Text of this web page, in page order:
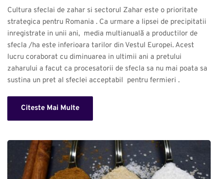
Cultura sfeclai de zahar si sectorul Zahar este o prioritate
strategica pentru Romania . Ca urmare a lipsei de precipitatii
inregistrate in unii ani,  media multianuală a productilor de
sfecla /ha este inferioara tarilor din Vestul Europei. Acest
lucru coraborat cu diminuarea in ultimii ani a pretului
zaharului a facut ca procesatorii de sfecla sa nu mai poata sa
sustina un pret al sfeclei acceptabil  pentru fermieri .
Citeste Mai Multe